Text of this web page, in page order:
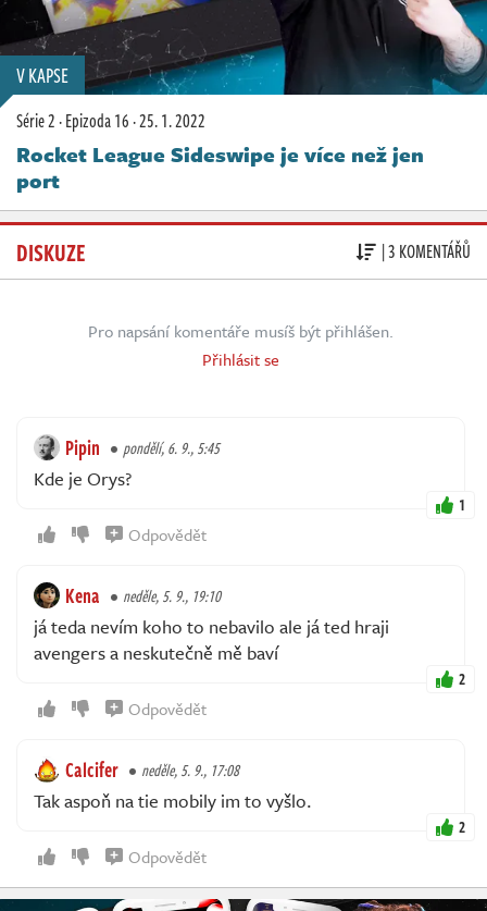
V KAPSE
Série 2·Epizoda 16·25. 1. 2022
Rocket League Sideswipe je více než jen
port
DISKUZE | 3 KOMENTÁŘŮ
Pro napsání komentáře musíš být přihlášen.
Přihlásit se
Pipin pondělí, 6. 9., 5:45
Kde je Orys?
1
Odpovědět
Kena neděle, 5. 9., 19:10
já teda nevím koho to nebavilo ale já ted hraji
avengers a neskutečně mě baví
2
Odpovědět
Calcifer neděle, 5. 9., 17:08
Tak aspoň na tie mobily im to vyšlo.
2
Odpovědět